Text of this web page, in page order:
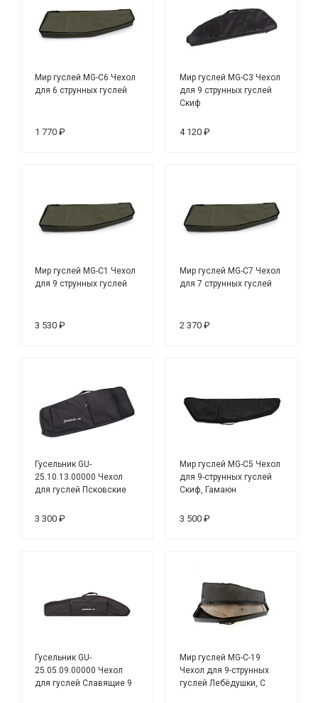
Мир гуслей MG-C6 Чехол
для 6 струнных гуслей
1 770 ₽
Мир гуслей MG-C3 Чехол
для 9 струнных гуслей
Скиф
4 120 ₽
Мир гуслей MG-C1 Чехол
для 9 струнных гуслей
3 530 ₽
Мир гуслей MG-C7 Чехол
для 7 струнных гуслей
2 370 ₽
Гусельник GU-
25.10.13.00000 Чехол
для гуслей Псковские
3 300 ₽
Мир гуслей MG-C5 Чехол
для 9-струнных гуслей
Скиф, Гамаюн
3 500 ₽
Гусельник GU-
25.05.09.00000 Чехол
для гуслей Славящие 9
Мир гуслей MG-C-19
Чехол для 9-струнных
гуслей Лебёдушки, С